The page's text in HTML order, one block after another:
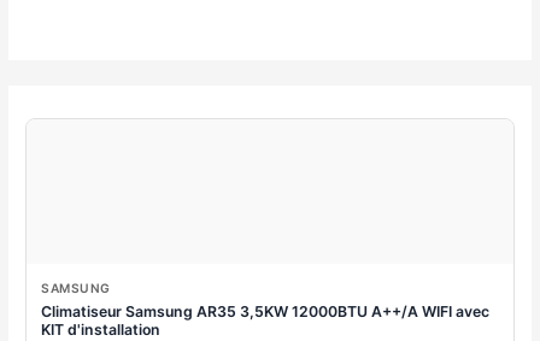
SAMSUNG
Climatiseur Samsung AR35 3,5KW 12000BTU A++/A WIFI avec
KIT d'installation